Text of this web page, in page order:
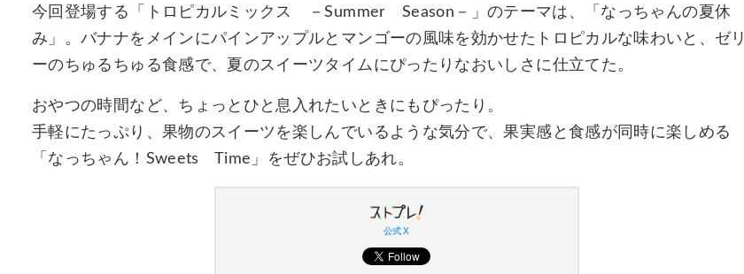
今回登場する「トロピカルミックス －Summer Season－」のテーマは、「なっちゃんの夏休
み」。バナナをメインにパインアップルとマンゴーの風味を効かせたトロピカルな味わいと、ゼリ
ーのちゅるちゅる食感で、夏のスイーツタイムにぴったりなおいしさに仕立てた。
おやつの時間など、ちょっとひと息入れたいときにもぴったり。
手軽にたっぷり、果物のスイーツを楽しんでいるような気分で、果実感と食感が同時に楽しめる
「なっちゃん！Sweets Time」をぜひお試しあれ。
公式 X